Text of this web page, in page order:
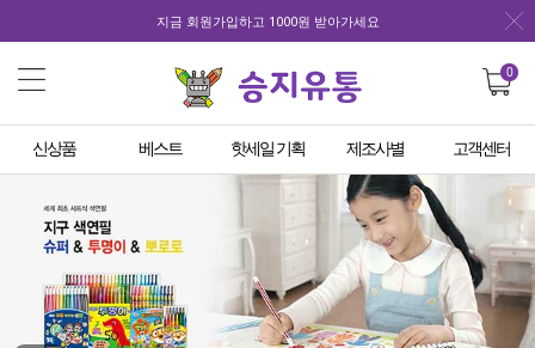
지금 회원가입하고 1000원 받아가세요
0
신상품 베스트 핫세일 기획 제조사별 고객센터